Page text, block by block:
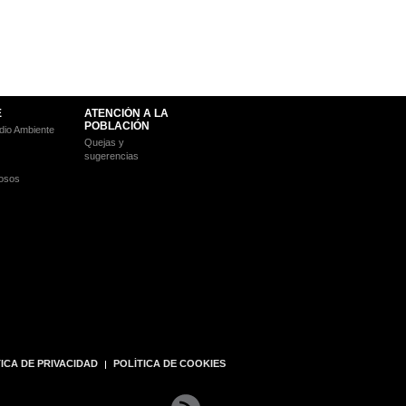
Ambiente
ATENCIÓN A LA
POBLACIÓN
Quejas y
sugerencias
DE PRIVACIDAD POLÍTICA DE COOKIES